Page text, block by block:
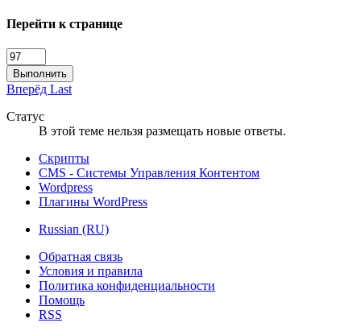
Перейти к странице
Выполнить
Вперёд Last
Статус
В этой теме нельзя размещать новые ответы.
Скрипты
CMS - Системы Управления Контентом
Wordpress
Плагины WordPress
Russian (RU)
Обратная связь
Условия и правила
Политика конфиденциальности
Помощь
RSS